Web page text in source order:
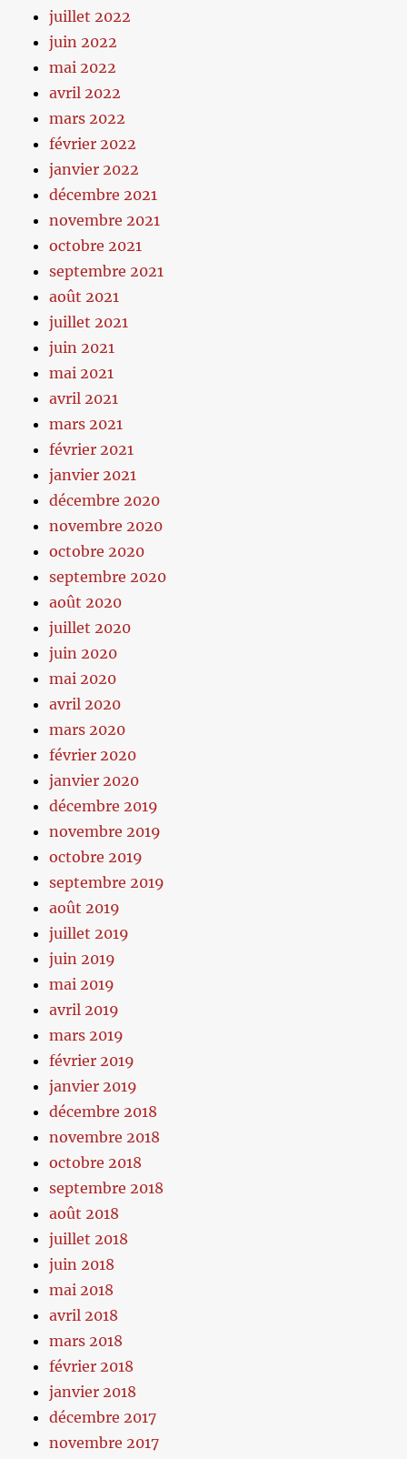
juillet 2022
juin 2022
mai 2022
avril 2022
mars 2022
février 2022
janvier 2022
décembre 2021
novembre 2021
octobre 2021
septembre 2021
août 2021
juillet 2021
juin 2021
mai 2021
avril 2021
mars 2021
février 2021
janvier 2021
décembre 2020
novembre 2020
octobre 2020
septembre 2020
août 2020
juillet 2020
juin 2020
mai 2020
avril 2020
mars 2020
février 2020
janvier 2020
décembre 2019
novembre 2019
octobre 2019
septembre 2019
août 2019
juillet 2019
juin 2019
mai 2019
avril 2019
mars 2019
février 2019
janvier 2019
décembre 2018
novembre 2018
octobre 2018
septembre 2018
août 2018
juillet 2018
juin 2018
mai 2018
avril 2018
mars 2018
février 2018
janvier 2018
décembre 2017
novembre 2017